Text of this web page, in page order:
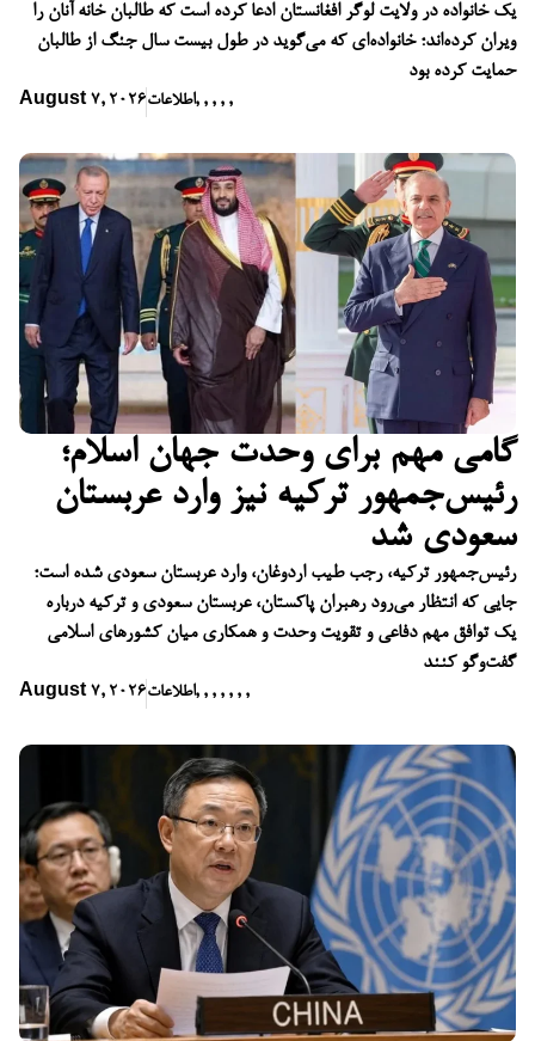
یک خانواده در ولایت لوگر افغانستان ادعا کرده است که طالبان خانه آنان را
ویران کرده‌اند؛ خانواده‌ای که می‌گوید در طول بیست سال جنگ از طالبان
حمایت کرده بود
August 7, 2026اطلاعات, , , , ,
گامی مهم برای وحدت جهان اسلام؛
رئیس‌جمهور ترکیه نیز وارد عربستان
سعودی شد
رئیس‌جمهور ترکیه، رجب طیب اردوغان، وارد عربستان سعودی شده است؛
جایی که انتظار می‌رود رهبران پاکستان، عربستان سعودی و ترکیه درباره
یک توافق مهم دفاعی و تقویت وحدت و همکاری میان کشورهای اسلامی
گفت‌وگو کنند
August 7, 2026اطلاعات, , , , , , ,